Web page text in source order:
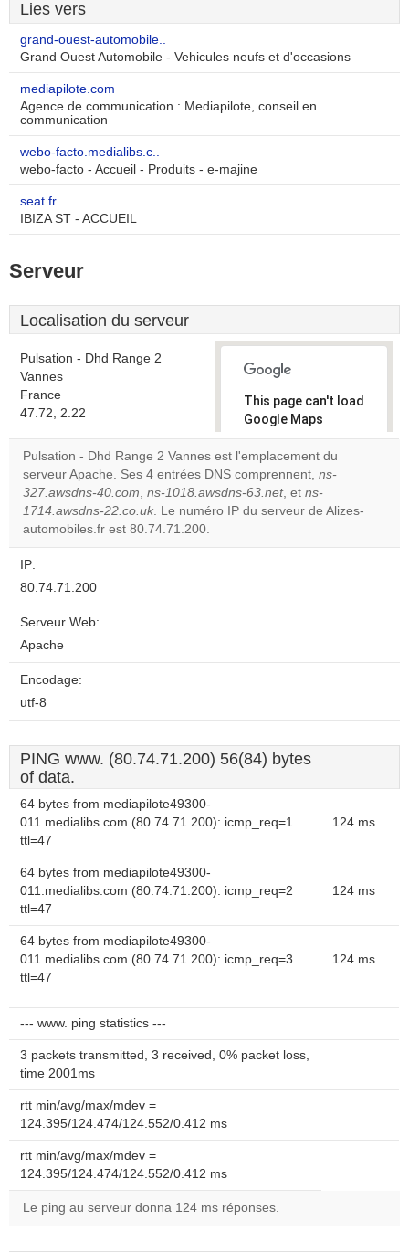
Lies vers
grand-ouest-automobile..
Grand Ouest Automobile - Vehicules neufs et d'occasions
mediapilote.com
Agence de communication : Mediapilote, conseil en
communication
webo-facto.medialibs.c..
webo-facto - Accueil - Produits - e-majine
seat.fr
IBIZA ST - ACCUEIL
Serveur
Localisation du serveur
Pulsation - Dhd Range 2
Vannes
France
47.72, 2.22
This page can't load
Google Maps
correctly.
Do you
own this
website?
Pulsation - Dhd Range 2 Vannes est l'emplacement du
serveur Apache. Ses 4 entrées DNS comprennent, ns-
327.awsdns-40.com, ns-1018.awsdns-63.net, et ns-
1714.awsdns-22.co.uk. Le numéro IP du serveur de Alizes-
automobiles.fr est 80.74.71.200.
IP:
80.74.71.200
Serveur Web:
Apache
Encodage:
utf-8
PING www. (80.74.71.200) 56(84) bytes
of data.
64 bytes from mediapilote49300-
011.medialibs.com (80.74.71.200): icmp_req=1
ttl=47
124 ms
64 bytes from mediapilote49300-
011.medialibs.com (80.74.71.200): icmp_req=2
ttl=47
124 ms
64 bytes from mediapilote49300-
011.medialibs.com (80.74.71.200): icmp_req=3
ttl=47
124 ms
--- www. ping statistics ---
3 packets transmitted, 3 received, 0% packet loss,
time 2001ms
rtt min/avg/max/mdev =
124.395/124.474/124.552/0.412 ms
rtt min/avg/max/mdev =
124.395/124.474/124.552/0.412 ms
Le ping au serveur donna 124 ms réponses.